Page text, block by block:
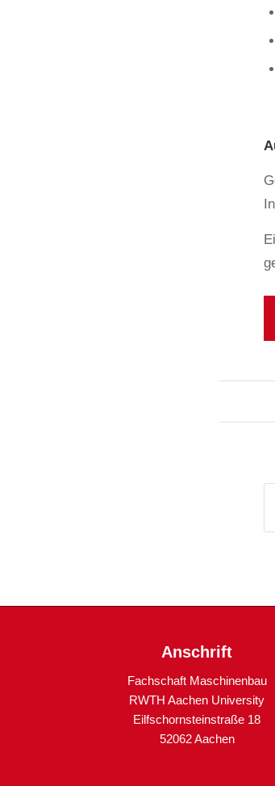
Anschrift
Fachschaft Maschinenbau
RWTH Aachen University
Eilfschornsteinstraße 18
52062 Aachen